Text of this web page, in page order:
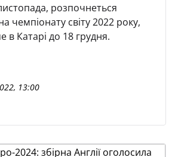
розпочнеться
чемпіонату світу 2022 року,
Катарі до 18 грудня.
13:00